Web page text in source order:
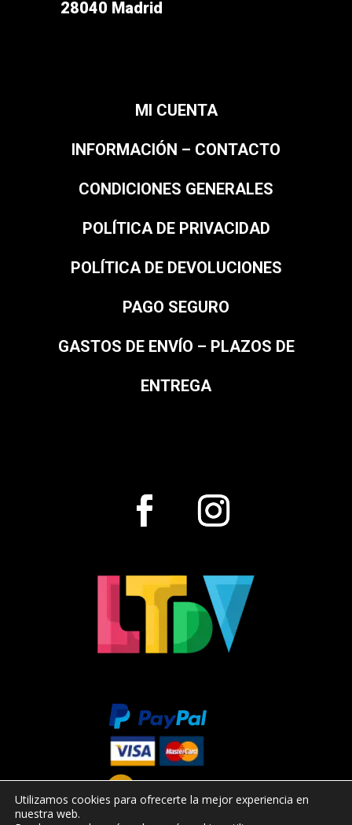
28040 Madrid
MI CUENTA
INFORMACIÓN – CONTACTO
CONDICIONES GENERALES
POLÍTICA DE PRIVACIDAD
POLÍTICA DE DEVOLUCIONES
PAGO SEGURO
GASTOS DE ENVÍO – PLAZOS DE
ENTREGA
Utilizamos cookies para ofrecerte la mejor experiencia en
nuestra web.